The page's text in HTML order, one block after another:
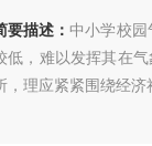
要描述： 中小学校
低，难以发挥其在
，理应紧紧围绕经济